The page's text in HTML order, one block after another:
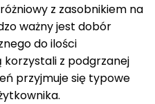
z zasobnikiem na
ważny jest dobór
do ilości
z podgrzanej
przyjmuje się typowe